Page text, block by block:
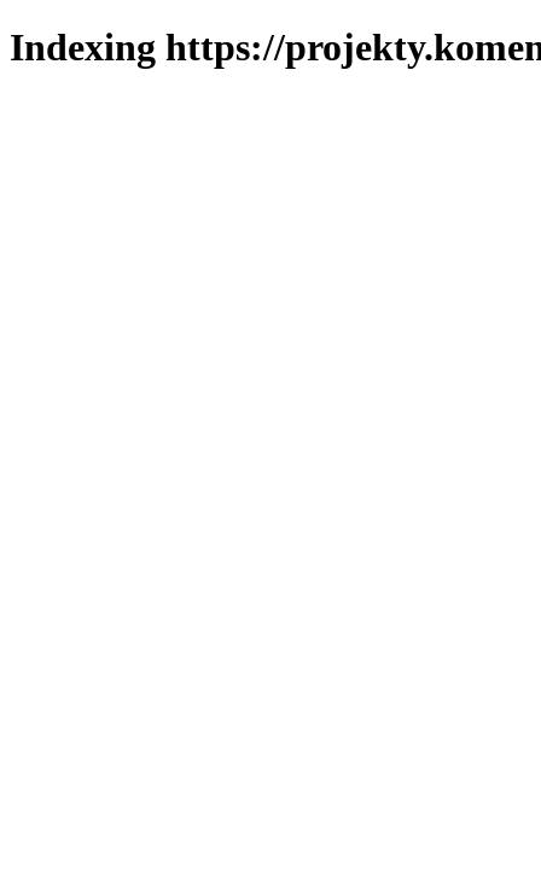
Indexing https://